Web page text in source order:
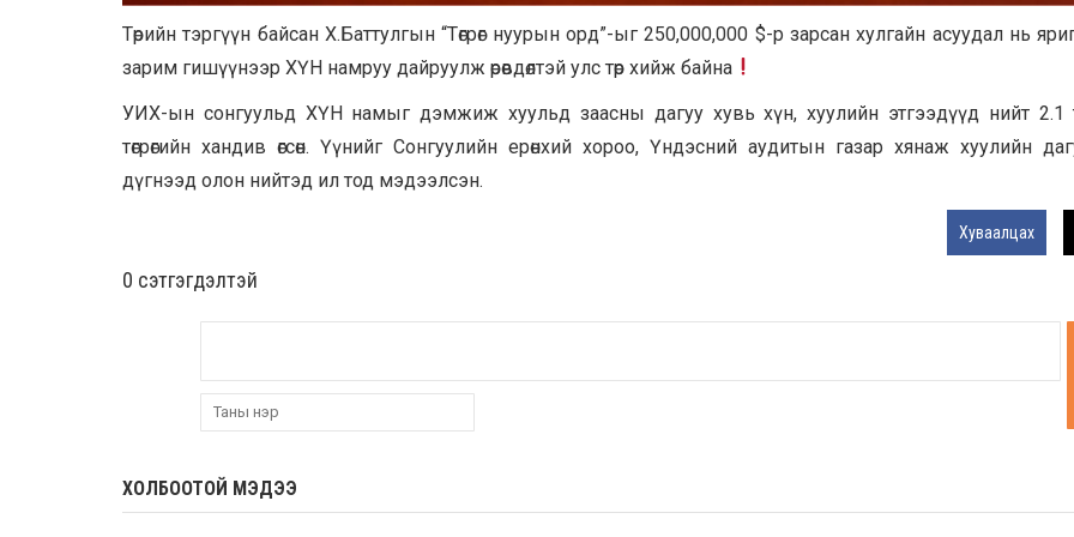
Төрийн тэргүүн байсан Х.Баттулгын “Төгрөг нуурын орд”-ыг 250,000,000 $-р зарсан хулгайн асуудал нь
зарим гишүүнээр ХҮН намруу дайруулж өрөвдөлтэй улс төр хийж байна
УИХ-ын сонгуульд ХҮН намыг дэмжиж хуульд заасны дагуу хувь хүн, хуулийн этгээдүүд нийт 2.1
төгрөгийн хандив өгсөн. Үүнийг Сонгуулийн ерөнхий хороо, Үндэсний аудитын газар хянаж хуулийн
дүгнээд олон нийтэд ил тод мэдээлсэн.
Хуваалцах
0 cэтгэгдэлтэй
ХОЛБООТОЙ МЭДЭЭ